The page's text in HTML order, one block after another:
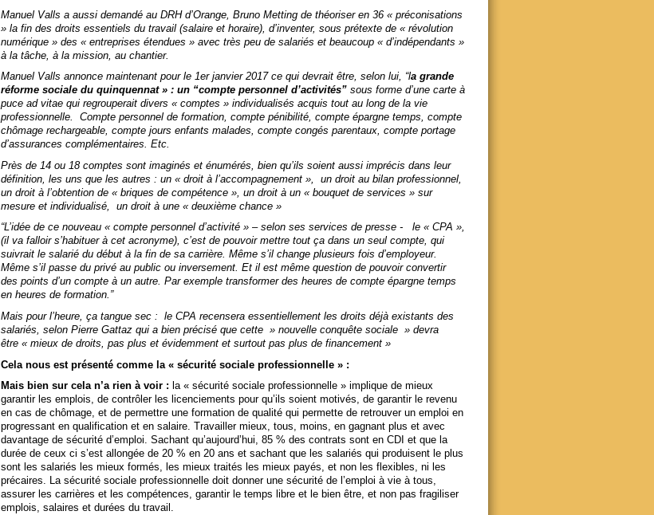
Manuel Valls a aussi demandé au DRH d’Orange, Bruno Metting de théoriser en 36 « préconisations
» la fin des droits essentiels du travail (salaire et horaire), d’inventer, sous prétexte de « révolution
numérique » des « entreprises étendues » avec très peu de salariés et beaucoup « d’indépendants »
à la tâche, à la mission, au chantier.
Manuel Valls annonce maintenant pour le 1er janvier 2017 ce qui devrait être, selon lui, “la grande
réforme sociale du quinquennat » : un “compte personnel d’activités” sous forme d’une carte à
puce ad vitae qui regrouperait divers « comptes » individualisés acquis tout au long de la vie
professionnelle. Compte personnel de formation, compte pénibilité, compte épargne temps, compte
chômage rechargeable, compte jours enfants malades, compte congés parentaux, compte portage
d’assurances complémentaires. Etc.
Près de 14 ou 18 comptes sont imaginés et énumérés, bien qu’ils soient aussi imprécis dans leur
définition, les uns que les autres : un « droit à l’accompagnement », un droit au bilan professionnel,
un droit à l’obtention de « briques de compétence », un droit à un « bouquet de services » sur
mesure et individualisé, un droit à une « deuxième chance »
“L’idée de ce nouveau « compte personnel d’activité » – selon ses services de presse - le « CPA »,
(il va falloir s’habituer à cet acronyme), c’est de pouvoir mettre tout ça dans un seul compte, qui
suivrait le salarié du début à la fin de sa carrière. Même s’il change plusieurs fois d’employeur.
Même s’il passe du privé au public ou inversement. Et il est même question de pouvoir convertir
des points d’un compte à un autre. Par exemple transformer des heures de compte épargne temps
en heures de formation.”
Mais pour l’heure, ça tangue sec : le CPA recensera essentiellement les droits déjà existants des
salariés, selon Pierre Gattaz qui a bien précisé que cette » nouvelle conquête sociale » devra
être « mieux de droits, pas plus et évidemment et surtout pas plus de financement »
Cela nous est présenté comme la « sécurité sociale professionnelle » :
Mais bien sur cela n’a rien à voir : la « sécurité sociale professionnelle » implique de mieux
garantir les emplois, de contrôler les licenciements pour qu’ils soient motivés, de garantir le revenu
en cas de chômage, et de permettre une formation de qualité qui permette de retrouver un emploi en
progressant en qualification et en salaire. Travailler mieux, tous, moins, en gagnant plus et avec
davantage de sécurité d’emploi. Sachant qu’aujourd’hui, 85 % des contrats sont en CDI et que la
durée de ceux ci s’est allongée de 20 % en 20 ans et sachant que les salariés qui produisent le plus
sont les salariés les mieux formés, les mieux traités les mieux payés, et non les flexibles, ni les
précaires. La sécurité sociale professionnelle doit donner une sécurité de l’emploi à vie à tous,
assurer les carrières et les compétences, garantir le temps libre et le bien être, et non pas fragiliser
emplois, salaires et durées du travail.